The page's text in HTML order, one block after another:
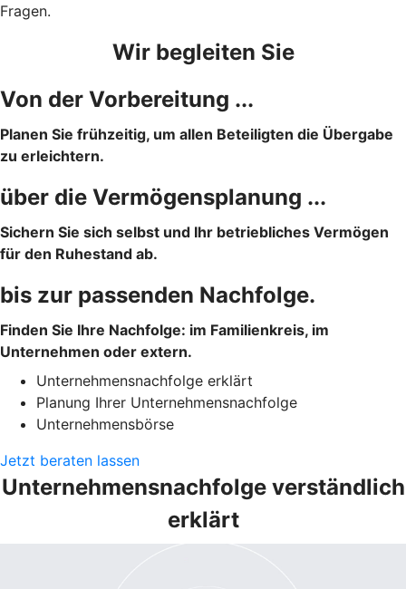
Fragen.
Wir begleiten Sie
Von der Vorbereitung ...
Planen Sie frühzeitig, um allen Beteiligten die Übergabe
zu erleichtern.
über die Vermögensplanung ...
Sichern Sie sich selbst und Ihr betriebliches Vermögen
für den Ruhestand ab.
bis zur passenden Nachfolge.
Finden Sie Ihre Nachfolge: im Familienkreis, im
Unternehmen oder extern.
Unternehmensnachfolge erklärt
Planung Ihrer Unternehmensnachfolge
Unternehmensbörse
Jetzt beraten lassen
Unternehmensnachfolge verständlich
erklärt